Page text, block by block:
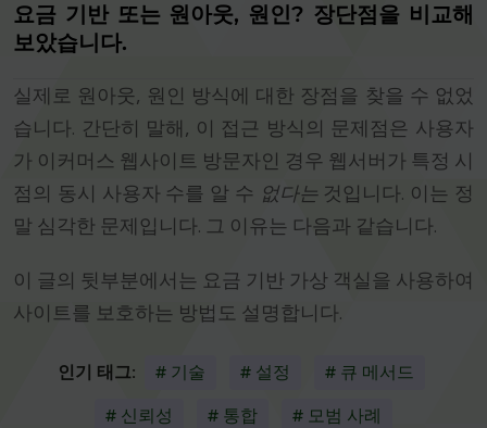
요금 기반 또는 원아웃, 원인? 장단점을 비교해
보았습니다.
실제로 원아웃, 원인 방식에 대한 장점을 찾을 수 없었
습니다. 간단히 말해, 이 접근 방식의 문제점은 사용자
가 이커머스 웹사이트 방문자인 경우 웹서버가 특정 시
점의 동시 사용자 수를 알 수 없다는것입니다. 이는 정
말 심각한 문제입니다. 그 이유는 다음과 같습니다.
이 글의 뒷부분에서는 요금 기반 가상 객실을 사용하여
사이트를 보호하는 방법도 설명합니다.
인기 태그: # 기술 # 설정 # 큐 메서드
# 신뢰성 # 통합 # 모범 사례